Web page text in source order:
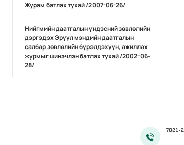
Журам батлах тухай /2007-06-26/
Нийгмийн даатгалын үндэсний зөвлөлийн
дэргэдэх Эрүүл мэндийн даатгалын
салбар зөвлөлийн бүрэлдэхүүн, ажиллах
журмыг шинэчлэн батлах тухай /2002-06-
28/
7021-